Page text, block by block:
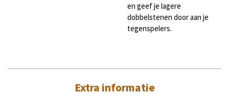
en geef je lagere
dobbelstenen door aan je
tegenspelers.
Extra informatie